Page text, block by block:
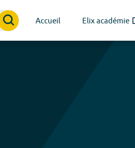
Accueil Elix académie